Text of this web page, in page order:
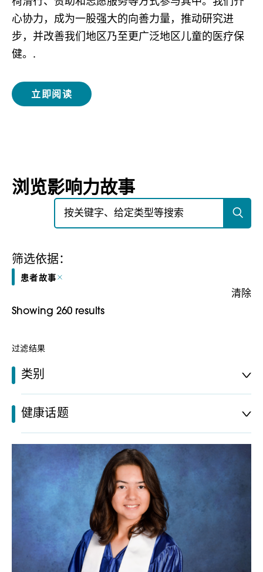
心协力，成为一股强大的向善力量，推动研究进
步，并改善我们地区乃至更广泛地区儿童的医疗保
健。.
立即阅读
浏览影响力故事
搜索：
筛选依据：
患者故事
清除
Showing 260 results
过滤结果
类别
健康话题